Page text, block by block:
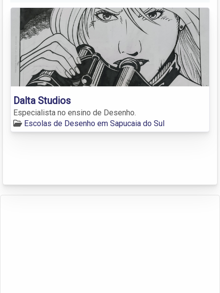
Dalta Studios
Especialista no ensino de Desenho.
Escolas de Desenho em Sapucaia do Sul